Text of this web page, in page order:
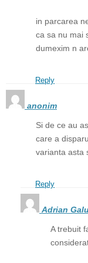
in parcarea
ca sa nu mai
dumexim n
Reply
anonim
Si de ce au
care a
varianta asta
Reply
Adrian
A trebuit